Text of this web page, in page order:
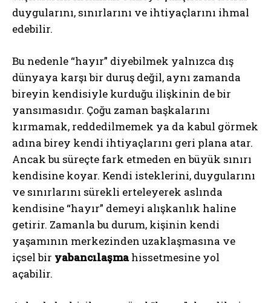
duygularını, sınırlarını ve ihtiyaçlarını ihmal
edebilir.
Bu nedenle “hayır” diyebilmek yalnızca dış
dünyaya karşı bir duruş değil, aynı zamanda
bireyin kendisiyle kurduğu ilişkinin de bir
yansımasıdır. Çoğu zaman başkalarını
kırmamak, reddedilmemek ya da kabul görmek
adına birey kendi ihtiyaçlarını geri plana atar.
Ancak bu süreçte fark etmeden en büyük sınırı
kendisine koyar. Kendi isteklerini, duygularını
ve sınırlarını sürekli erteleyerek aslında
kendisine “hayır” demeyi alışkanlık haline
getirir. Zamanla bu durum, kişinin kendi
yaşamının merkezinden uzaklaşmasına ve
içsel bir yabancılaşmahissetmesine yol
açabilir.